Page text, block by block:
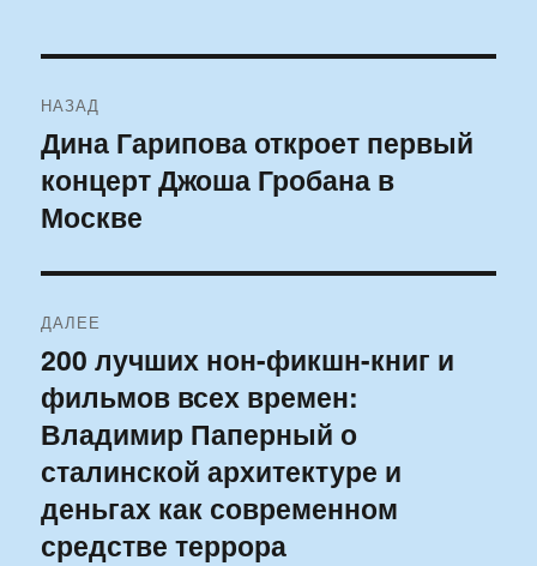
по
записям
НАЗАД
Предыдущая
запись:
Дина Гарипова откроет первый
концерт Джоша Гробана в
Москве
ДАЛЕЕ
Следующая
запись:
200 лучших нон-фикшн-книг и
фильмов всех времен:
Владимир Паперный о
сталинской архитектуре и
деньгах как современном
средстве террора